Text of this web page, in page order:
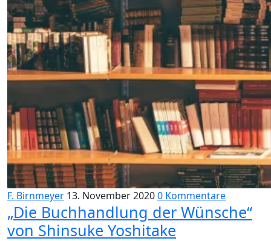
F. Birnmeyer 13. November 20200 Kommentare
„Die Buchhandlung der Wünsche“
von Shinsuke Yoshitake